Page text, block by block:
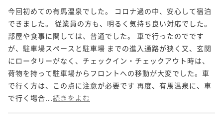
今回初めての有馬温泉でした。 コロナ過の中、安心して宿泊
できました。 従業員の方も、明るく気持ち良い対応でした。
部屋や食事に関しては、普通でした。 車で行ったのでです
が、駐車場スペースと駐車場 までの進入通路が狭く又、玄関
にロータリーがなく、チェックイン・チェックアウト時は、
荷物を持って駐車場からフロントへの移動が大変でした。車
で行く方は、この点に注意が必要です 再度、有馬温泉に、車
で行く場合... 続きをよむ